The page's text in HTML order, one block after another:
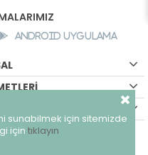
Android Uygulama
saklıdır.
sunabilmek için sitemizde
için tıklayın